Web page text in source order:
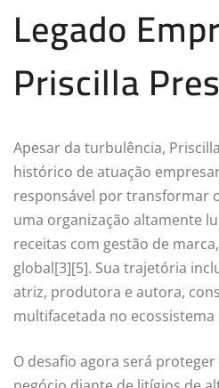
Legado
Priscilla
Apesar da turbulência,
histórico de atuação
responsável por transformar
uma organização altamente
receitas com gestão de
global[3][5]. Sua trajetória
atriz, produtora e autora,
multifacetada no
O desafio agora será